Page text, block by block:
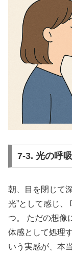
7-3. 光の呼
朝、目を閉じて
光”として感じ、
つ。 ただの想像
体感として処理
いう実感が、本